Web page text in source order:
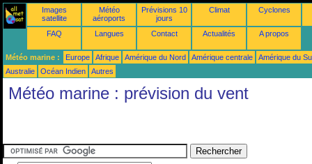
Images
satellite
Météo
aéroports
Prévisions 10
jours
Climat Cyclones
FAQ Langues Contact Actualités A propos
Météo marine : Europe Afrique Amérique du Nord Amérique centrale
Amérique du
Australie
Océan Indien Autres
Météo marine : prévision du vent